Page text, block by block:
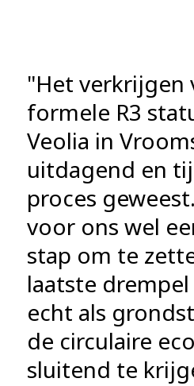
"Het verkrijgen
formele R3
Veolia in
uitdagend en
proces
voor ons wel
stap om te
laatste
echt als
de circulaire
sluitend te